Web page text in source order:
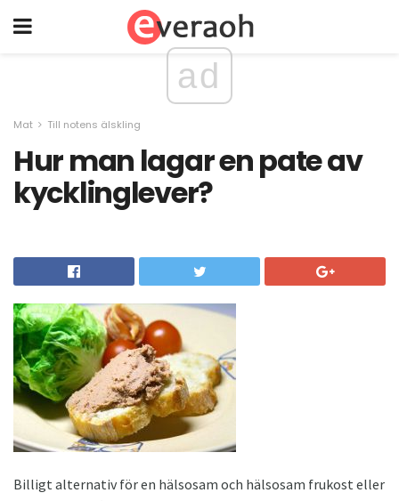
ad
Mat Till notens älskling
Hur man lagar en pate av
kycklinglever?
Billigt alternativ för en hälsosam och hälsosam frukost eller